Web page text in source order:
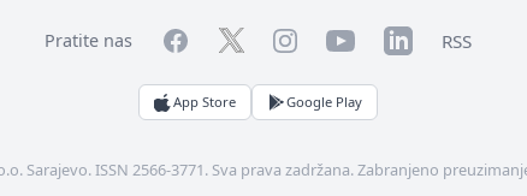
Pratite nas FacebookTwitterInstagramYouTubeLinkedInRSS
App Store Google Play
Sarajevo. ISSN 2566-3771. Sva prava zadržana. Zabranjeno